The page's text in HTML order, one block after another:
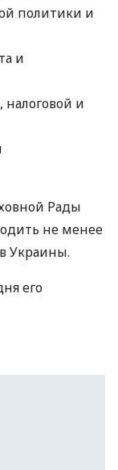
политики и
и
и
Рады
не менее
Украины.
его